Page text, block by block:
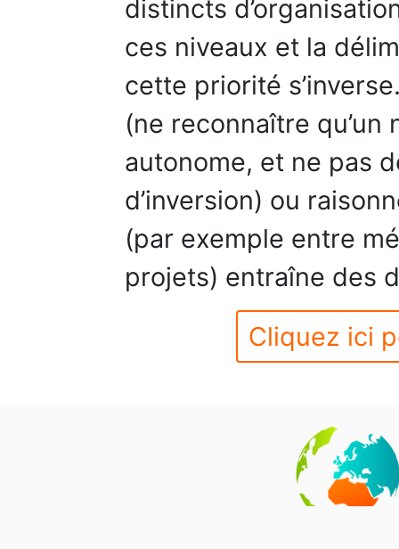
distincts
ces niveaux et la
cette priorité
(ne reconnaître qu’un
autonome, et ne pas
d’inversion) ou
(par exemple entre
projets) entraîne des
Cliquez ici